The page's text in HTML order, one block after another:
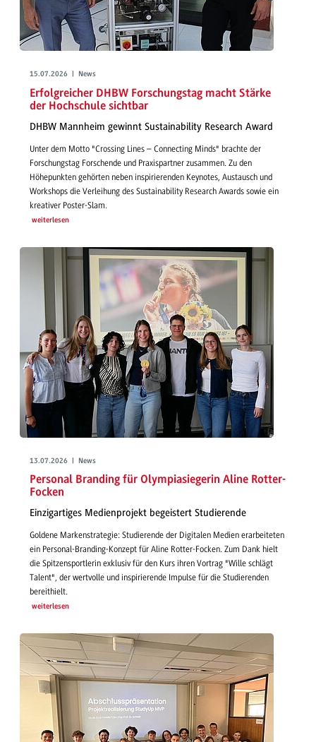
15.07.2026 | News
Erfolgreicher DHBW Forschungstag macht Stärke
der Hochschule sichtbar
DHBW Mannheim gewinnt Sustainability Research Award
Unter dem Motto "Crossing Lines – Connecting Minds" brachte der
Forschungstag Forschende und Praxispartner zusammen. Zu den
Höhepunkten gehörten neben inspirierenden Keynotes, Austausch und
Workshops die Verleihung des Sustainability Research Awards sowie ein
kreativer Poster-Slam.
weiterlesen
13.07.2026 | News
Personal Branding für Olympiasiegerin Aline Rotter-
Focken
Einzigartiges Medienprojekt begeistert Studierende
Goldene Markenstrategie: Studierende der Digitalen Medien erarbeiteten
ein Personal-Branding-Konzept für Aline Rotter-Focken. Zum Dank hielt
die Spitzensportlerin exklusiv für den Kurs ihren Vortrag "Wille schlägt
Talent", der wertvolle und inspirierende Impulse für die Studierenden
bereithielt.
weiterlesen